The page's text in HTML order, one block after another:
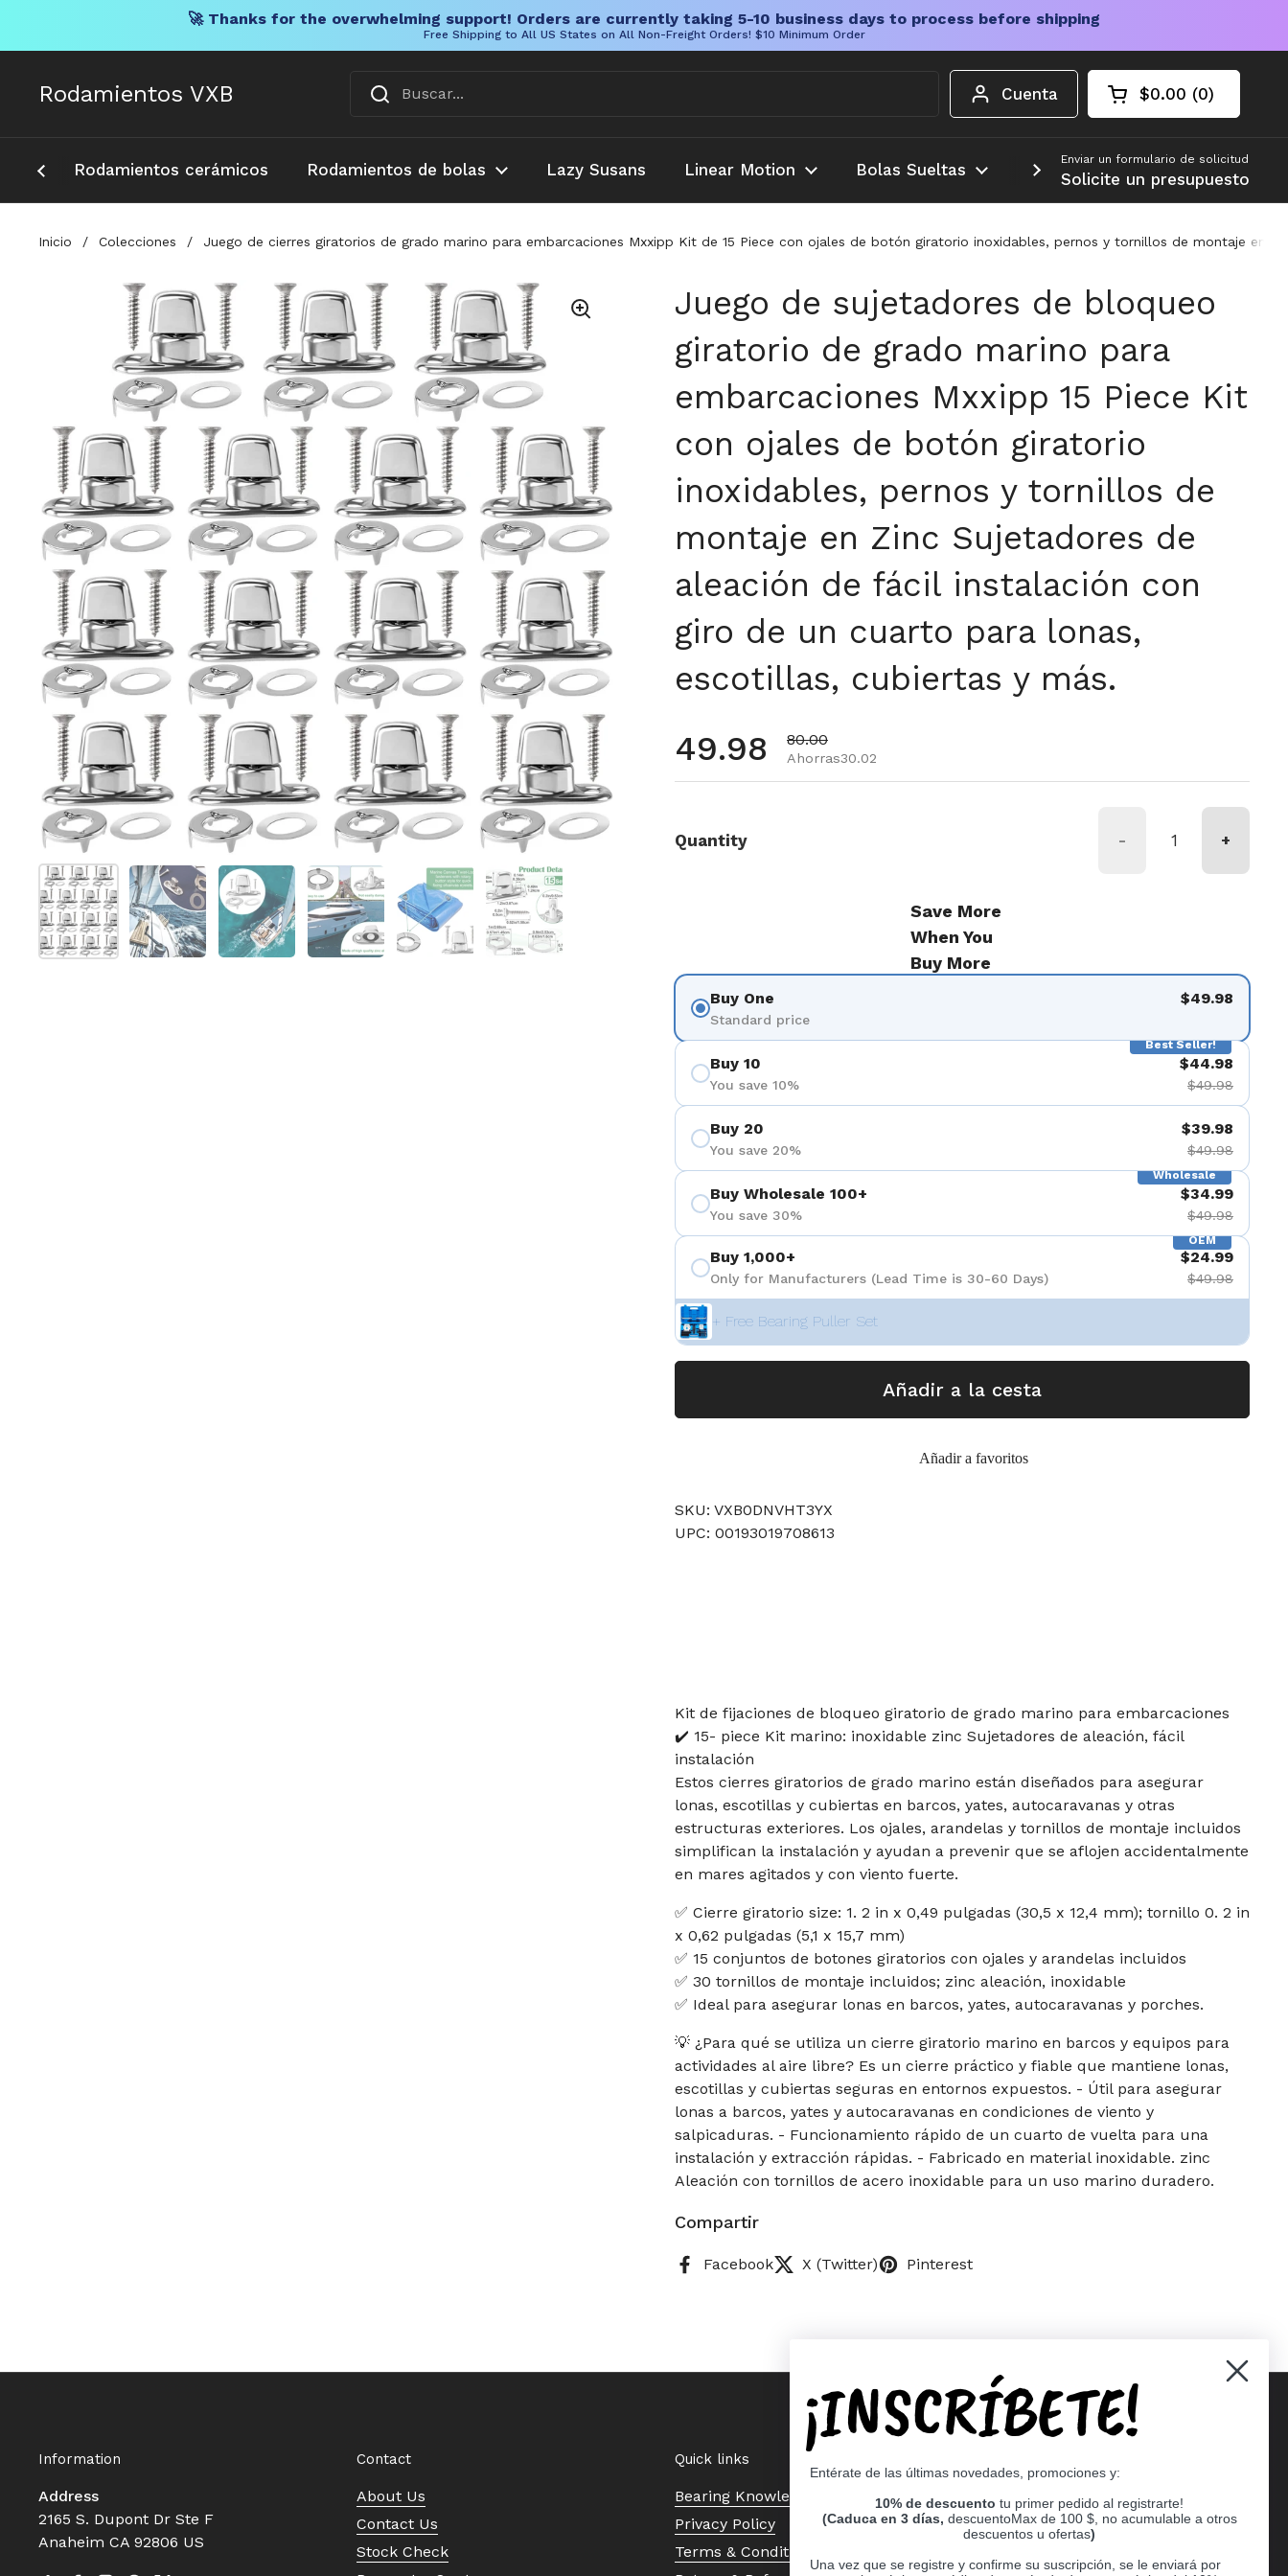
🚀 Thanks for the overwhelming support! Orders are currently taking 5-10 business days to process before shipping
Free Shipping to All US States on All Non-Freight Orders! $10 Minimum Order
Rodamientos VXB Cuenta Carrito abierto
Total de la cesta:
$0.00 0
productos en su
Rodamientos cerámicos Rodamientos de bolas Lazy Susans Linear Motion Bolas Sueltas Más
Enviar un formulario de solicitud
Solicite un presupuesto
Inicio / Colecciones / Juego de cierres giratorios de grado marino para embarcaciones Mxxipp Kit de 15 Piece con ojales de botón giratorio inoxidables, pernos y tornillos de montaje en
Mostrar diapositiva 1Mostrar diapositiva 2Mostrar diapositiva 3Mostrar diapositiva 4Mostrar diapositiva 5Mostrar diapositiva 6
Juego de sujetadores de bloqueo
giratorio de grado marino para
embarcaciones Mxxipp 15 Piece Kit
con ojales de botón giratorio
inoxidables, pernos y tornillos de
montaje en Zinc Sujetadores de
aleación de fácil instalación con
giro de un cuarto para lonas,
escotillas, cubiertas y más.
Precio habitual
49.98 Precio de oferta
80.00
Ahorras30.02
Quantity - +
Save More
When You
Buy More
Buy One
Standard price
$49.98
Best Seller!
Buy 10
You save 10%
$44.98
$49.98
Buy 20
You save 20%
$39.98
$49.98
Wholesale
Buy Wholesale 100+
You save 30%
$34.99
$49.98
OEM
Buy 1,000+
Only for Manufacturers (Lead Time is 30-60 Days)
$24.99
$49.98
+ Free Bearing Puller Set
Añadir a la cesta
Añadir a favoritos
SKU: VXB0DNVHT3YX
UPC: 00193019708613
Kit de fijaciones de bloqueo giratorio de grado marino para embarcaciones
✔️ 15- piece Kit marino: inoxidable zinc Sujetadores de aleación, fácil
instalación
Estos cierres giratorios de grado marino están diseñados para asegurar
lonas, escotillas y cubiertas en barcos, yates, autocaravanas y otras
estructuras exteriores. Los ojales, arandelas y tornillos de montaje incluidos
simplifican la instalación y ayudan a prevenir que se aflojen accidentalmente
en mares agitados y con viento fuerte.
✅ Cierre giratorio size: 1. 2 in x 0,49 pulgadas (30,5 x 12,4 mm); tornillo 0. 2 in
x 0,62 pulgadas (5,1 x 15,7 mm)
✅ 15 conjuntos de botones giratorios con ojales y arandelas incluidos
✅ 30 tornillos de montaje incluidos; zinc aleación, inoxidable
✅ Ideal para asegurar lonas en barcos, yates, autocaravanas y porches.
💡 ¿Para qué se utiliza un cierre giratorio marino en barcos y equipos para
actividades al aire libre? Es un cierre práctico y fiable que mantiene lonas,
escotillas y cubiertas seguras en entornos expuestos. - Útil para asegurar
lonas a barcos, yates y autocaravanas en condiciones de viento y
salpicaduras. - Funcionamiento rápido de un cuarto de vuelta para una
instalación y extracción rápidas. - Fabricado en material inoxidable. zinc
Aleación con tornillos de acero inoxidable para un uso marino duradero.
Compartir
Facebook X (Twitter) Pinterest
Information
Address
2165 S. Dupont Dr Ste F
Anaheim CA 92806 US
Contact
About Us
Contact Us
Stock Check
Quick links
Bearing Knowledge Center
Privacy Policy
Terms & Conditions
¡INSCRÍBETE!
Entérate de las últimas novedades, promociones y:
10% de descuento tu primer pedido al registrarte!
(Caduca en 3 días, descuentoMax de 100 $, no acumulable a otros
descuentos u ofertas)
Una vez que se registre y confirme su suscripción, se le enviará por